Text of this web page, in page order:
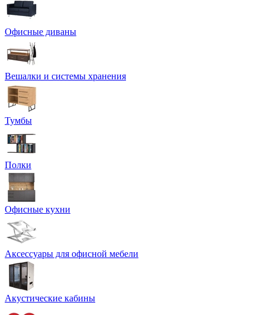
Офисные диваны
Вешалки и системы хранения
Тумбы
Полки
Офисные кухни
Аксессуары для офисной мебели
Акустические кабины